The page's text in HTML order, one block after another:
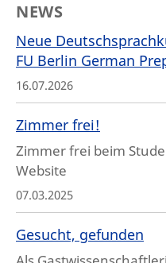
NEWS
Neue
FU Berlin German
16.07.2026
Zimmer frei!
Zimmer frei beim
Website
07.03.2025
Gesucht, gefunden